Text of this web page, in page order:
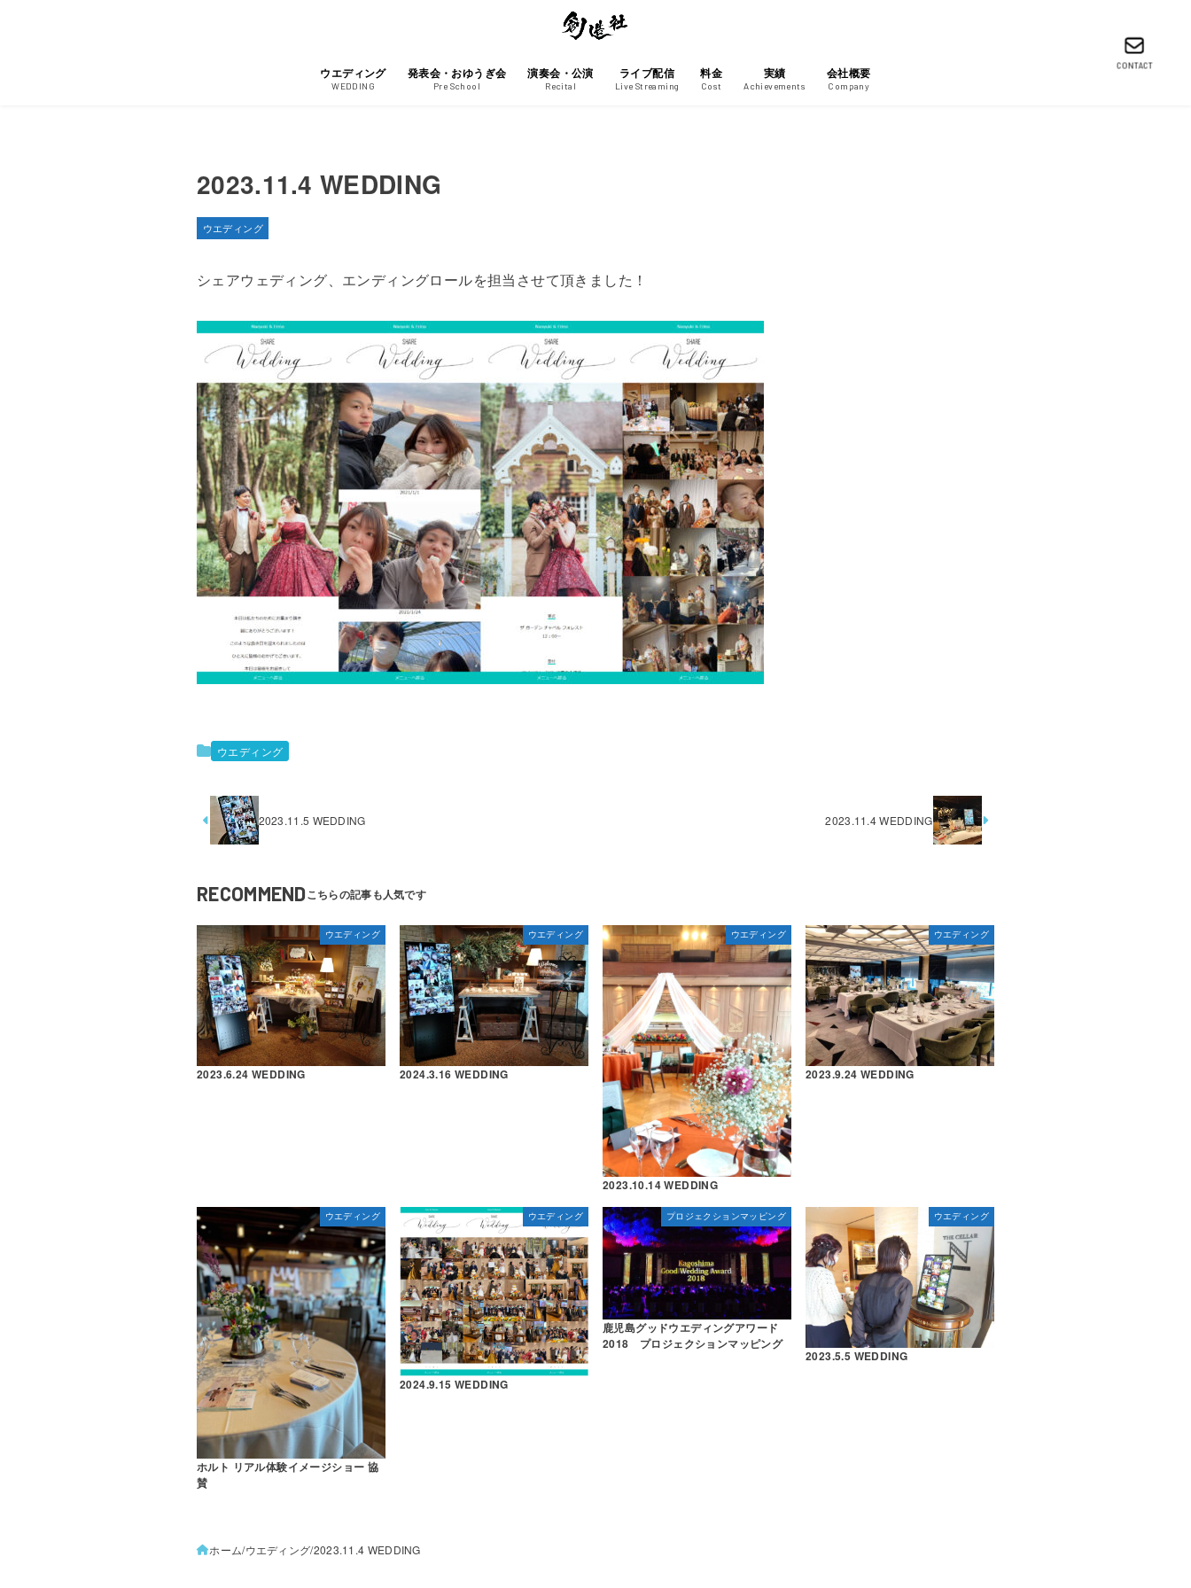
ウエディング
WEDDING
発表会・おゆうぎ会
Pre School
演奏会・公演
Recital
ライブ配信
Live Streaming
料金
Cost
実績
Achievements
会社概要
Company
CONTACT
2023.11.4 WEDDING
ウエディング
シェアウェディング、エンディングロールを担当させて頂きました！
ウエディング
2023.11.5 WEDDING 2023.11.4 WEDDING
RECOMMEND
ウエディング
2023.6.24 WEDDING
ウエディング
2024.3.16 WEDDING
ウエディング
2023.10.14 WEDDING
ウエディング
2023.9.24 WEDDING
ウエディング
ホルト リアル体験イメージショー 協
賛
ウエディング
2024.9.15 WEDDING
プロジェクションマッピング
鹿児島グッドウエディングアワード
2018 プロジェクションマッピング
ウエディング
2023.5.5 WEDDING
ホームウエディング2023.11.4 WEDDING